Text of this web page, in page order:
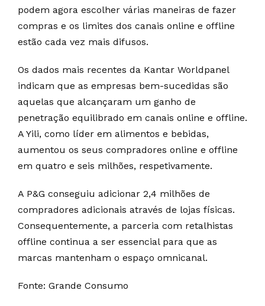
podem agora escolher várias maneiras de fazer
compras e os limites dos canais online e offline
estão cada vez mais difusos.
Os dados mais recentes da Kantar Worldpanel
indicam que as empresas bem-sucedidas são
aquelas que alcançaram um ganho de
penetração equilibrado em canais online e offline.
A Yili, como líder em alimentos e bebidas,
aumentou os seus compradores online e offline
em quatro e seis milhões, respetivamente.
A P&G conseguiu adicionar 2,4 milhões de
compradores adicionais através de lojas físicas.
Consequentemente, a parceria com retalhistas
offline continua a ser essencial para que as
marcas mantenham o espaço omnicanal.
Fonte: Grande Consumo